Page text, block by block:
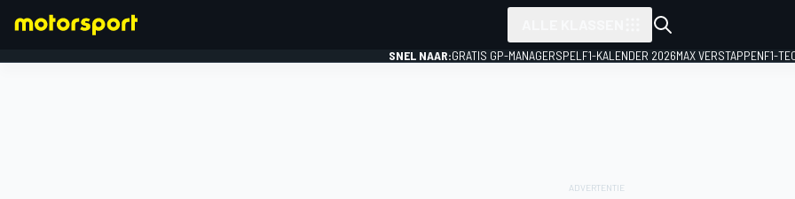
SNEL NAAR:GRATIS GP-MANAGERSPEL F1-KALENDER 2026MAX VERSTAPPENF1-